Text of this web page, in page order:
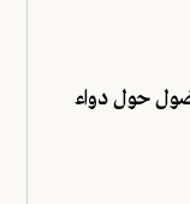
حول دواء